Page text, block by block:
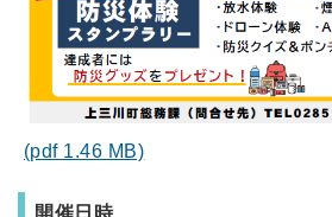
(pdf 1.46 MB)
開催日時